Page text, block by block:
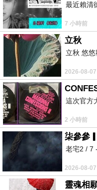
最近賴清
7 小時前
立秋
立秋 悠
2026-08-07
這次官方
2 小時前
柒參參
老宅2 / 7
2026-08-07
靈魂相